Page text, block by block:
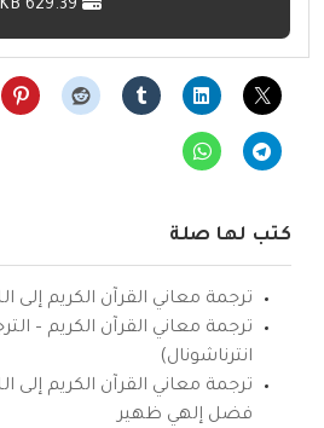
كتب لها صلة
ترجمة معاني القرآن الكريم إلى
ترجمة معاني القرآن الكريم –
انترناشونال)
ترجمة معاني القرآن الكريم إلى
فضل إلهي ظهير